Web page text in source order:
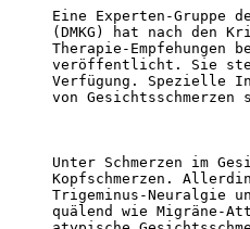
Eine Experten-Gruppe
(DMKG) hat nach den
Therapie-Empfehungen
veröffentlicht. Sie
Verfügung. Spezielle
von
Unter Schmerzen im
Kopfschmerzen.
Trigeminus-Neuralgie
quälend wie Migräne-